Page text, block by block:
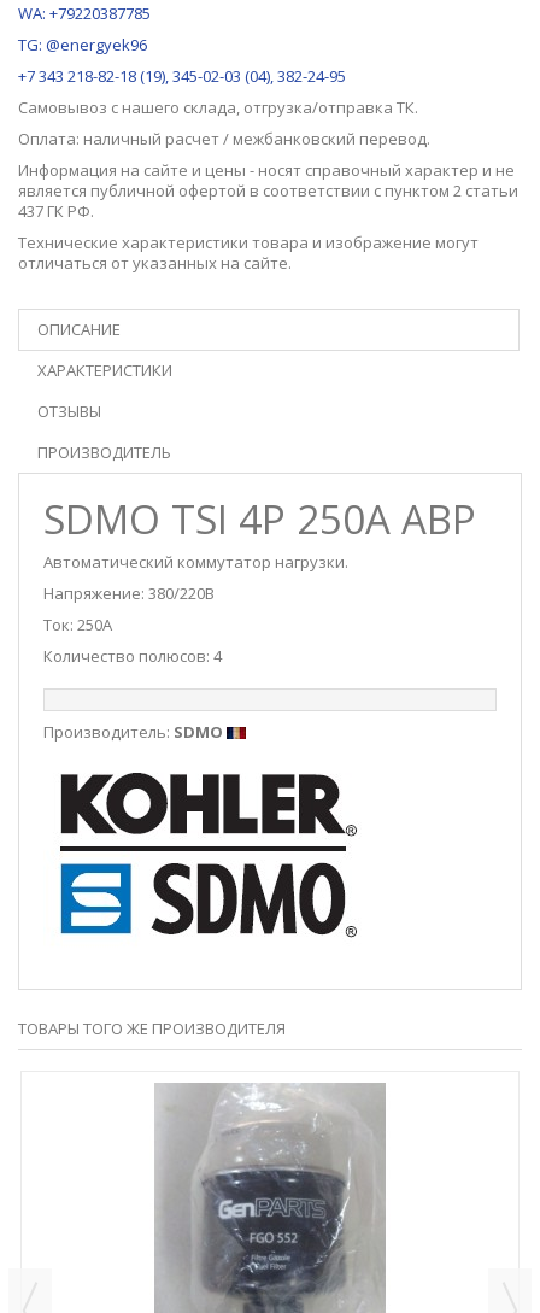
WA: +79220387785
TG: @energyek96
+7 343 218-82-18 (19), 345-02-03 (04), 382-24-95
Самовывоз с нашего склада, отгрузка/отправка ТК.
Оплата: наличный расчет / межбанковский перевод.
Информация на сайте и цены - носят справочный характер и не
является публичной офертой в соответствии с пунктом 2 статьи
437 ГК РФ.
Технические характеристики товара и изображение могут
отличаться от указанных на сайте.
ОПИСАНИЕ
ХАРАКТЕРИСТИКИ
ОТЗЫВЫ
ПРОИЗВОДИТЕЛЬ
SDMO TSI 4P 250A АВР
Автоматический коммутатор нагрузки.
Напряжение: 380/220В
Ток: 250А
Количество полюсов: 4
Производитель: SDMO
ТОВАРЫ ТОГО ЖЕ ПРОИЗВОДИТЕЛЯ